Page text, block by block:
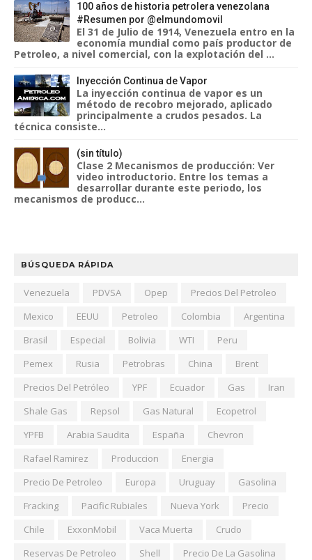
100 años de historia petrolera venezolana
#Resumen por @elmundomovil
El 31 de Julio de 1914, Venezuela entro en la
economía mundial como país productor de
Petroleo, a nivel comercial, con la explotación del ...
Inyección Continua de Vapor
La inyección continua de vapor es un
método de recobro mejorado, aplicado
principalmente a crudos pesados. La
técnica consiste...
(sin título)
Clase 2 Mecanismos de producción: Ver
video introductorio. Entre los temas a
desarrollar durante este periodo, los
mecanismos de producc...
BÚSQUEDA RÁPIDA
Venezuela PDVSA Opep
Precios Del Petroleo
Mexico
EEUU Petroleo Colombia
Argentina
Brasil
Especial Bolivia WTI
Peru
Pemex
Rusia Petrobras China
Brent
Precios Del Petróleo
YPF Ecuador Gas
Iran
Shale Gas
Repsol Gas Natural
Ecopetrol
YPFB
Arabia Saudita España
Chevron
Rafael Ramirez
Produccion
Energia
Precio De Petroleo
Europa Uruguay
Gasolina
Fracking
Pacific Rubiales Nueva York
Precio
Chile
ExxonMobil Vaca Muerta
Crudo
Reservas De Petroleo
Shell
Precio De La Gasolina